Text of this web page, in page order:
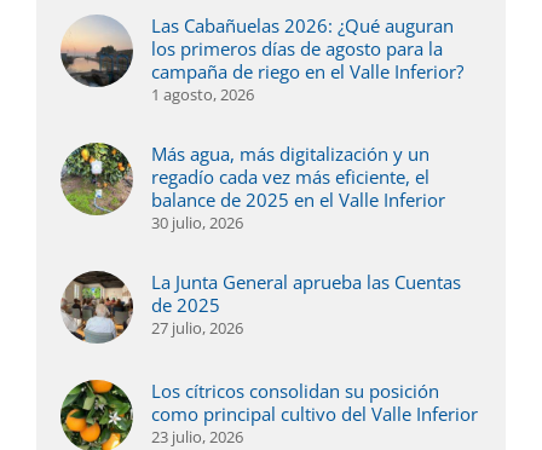
Las Cabañuelas 2026: ¿Qué auguran
los primeros días de agosto para la
campaña de riego en el Valle Inferior?
1 agosto, 2026
Más agua, más digitalización y un
regadío cada vez más eficiente, el
balance de 2025 en el Valle Inferior
30 julio, 2026
La Junta General aprueba las Cuentas
de 2025
27 julio, 2026
Los cítricos consolidan su posición
como principal cultivo del Valle Inferior
23 julio, 2026